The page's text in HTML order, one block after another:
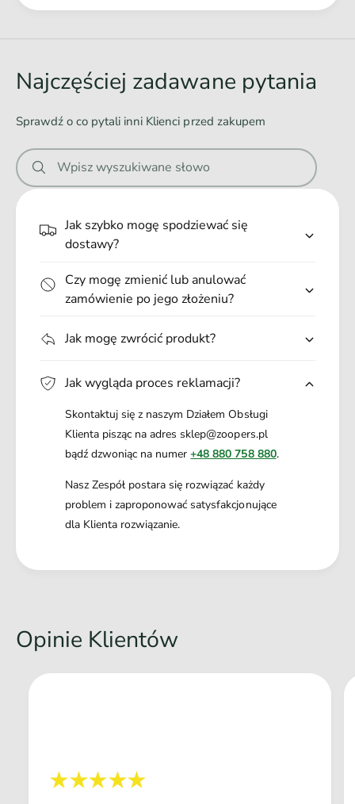
w
i
e
Najczęściej zadawane pytania
Sprawdź o co pytali inni Klienci przed zakupem
Wpisz wyszukiwane słowo
Jak szybko mogę spodziewać się
dostawy?
Czy mogę zmienić lub anulować
zamówienie po jego złożeniu?
Jak mogę zwrócić produkt?
Jak wygląda proces reklamacji?
Skontaktuj się z naszym Działem Obsługi
Klienta pisząc na adres sklep@zoopers.pl
bądź dzwoniąc na numer+48 880 758 880.
Nasz Zespół postara się rozwiązać każdy
problem i zaproponować satysfakcjonujące
dla Klienta rozwiązanie.
Opinie Klientów